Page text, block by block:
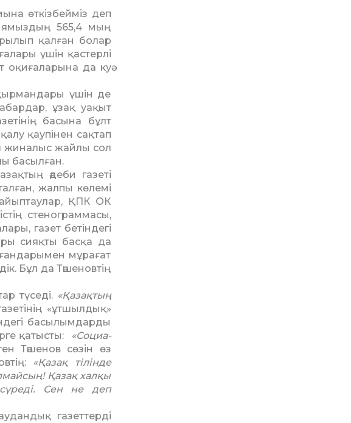
өткізбейміз деп
565,4 мың
қалған болар
үшін қастерлі
да куә
үшін де
ұзақ уақыт
басына бұлт
қаупінен сақтап
жиналыс жайлы сол
басылған.
әдеби газеті
жалпы көлемі
айыптаулар, ҚПК ОК
стенограммасы,
газет бетіндегі
сияқты басқа да
мұрағат
Бұл да Тәшеновтің
түседі.«Қазақтың
«ұтшылдық»
басылымдарды
қатысты:
«Социа­
Тәшенов сөзін өз
«Қазақ тілінде
Қазақ халқы
Сен не деп
газеттерді